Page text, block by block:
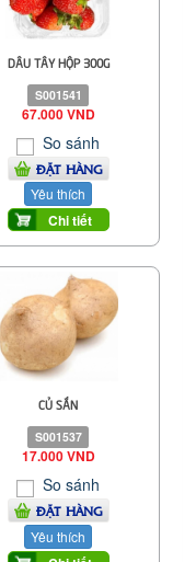
DÂU TÂY HỘP 300G
S001541
67.000 VND
So sánh
ĐẶT HÀNG
Yêu thích
Chi tiết
CỦ SẮN
S001537
17.000 VND
So sánh
ĐẶT HÀNG
Yêu thích